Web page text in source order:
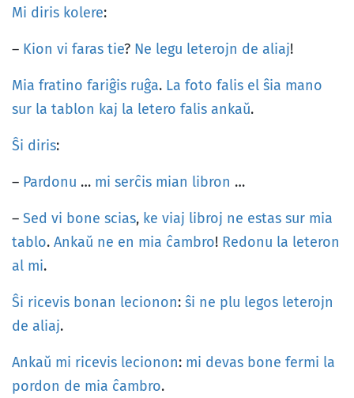
Mi diris kolere:
– Kion vi faras tie? Ne legu leterojn de aliaj!
Mia fratino fariĝis ruĝa. La foto falis el ŝia mano
sur la tablon kaj la letero falis ankaŭ.
Ŝi diris:
– Pardonu … mi serĉis mian libron …
– Sed vi bone scias, ke viaj libroj ne estas sur mia
tablo. Ankaŭ ne en mia ĉambro! Redonu la leteron
al mi.
Ŝi ricevis bonan lecionon: ŝi ne plu legos leterojn
de aliaj.
Ankaŭ mi ricevis lecionon: mi devas bone fermi la
pordon de mia ĉambro.